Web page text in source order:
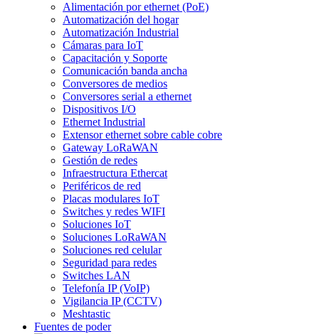
Alimentación por ethernet (PoE)
Automatización del hogar
Automatización Industrial
Cámaras para IoT
Capacitación y Soporte
Comunicación banda ancha
Conversores de medios
Conversores serial a ethernet
Dispositivos I/O
Ethernet Industrial
Extensor ethernet sobre cable cobre
Gateway LoRaWAN
Gestión de redes
Infraestructura Ethercat
Periféricos de red
Placas modulares IoT
Switches y redes WIFI
Soluciones IoT
Soluciones LoRaWAN
Soluciones red celular
Seguridad para redes
Switches LAN
Telefonía IP (VoIP)
Vigilancia IP (CCTV)
Meshtastic
Fuentes de poder